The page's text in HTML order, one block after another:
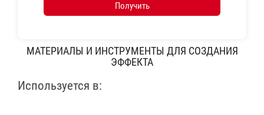
Получить
МАТЕРИАЛЫ И ИНСТРУМЕНТЫ ДЛЯ СОЗДАНИЯ
ЭФФЕКТА
Используется в: